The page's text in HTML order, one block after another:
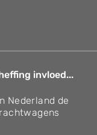
invloed...
Nederland de